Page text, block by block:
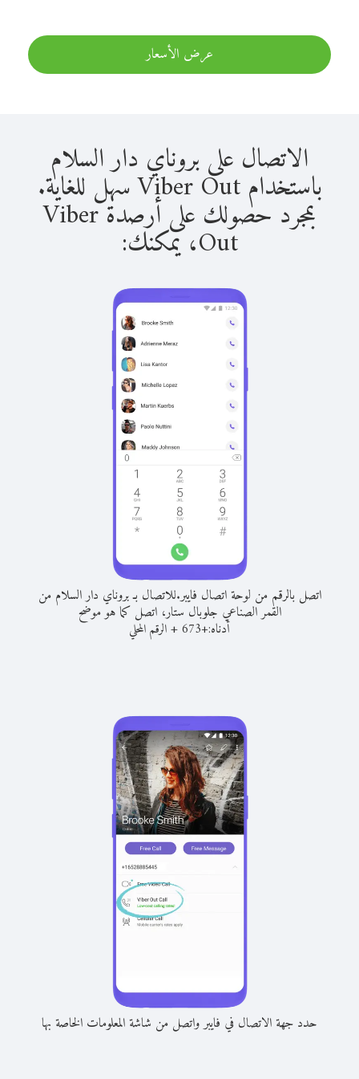
عرض الأسعار
الاتصال على بروناي دار السلام
باستخدام Viber Out سهل للغاية.
بمجرد حصولك على أرصدة Viber
Out، يمكنك:
اتصل بالرقم من لوحة اتصال فايبر.للاتصال بـ بروناي دار السلام من
القمر الصناعي جلوبال ستار، اتصل كما هو موضح
أدناه:+
673
+الرقم المحلي
حدد جهة الاتصال في فايبر واتصل من شاشة المعلومات الخاصة بها